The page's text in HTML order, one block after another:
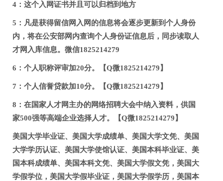
4：这个入网证书并且可以归档到地方
5：凡是获得留信网入网的信息将会逐步更新到个人身份
内，将在公安部网内查询个人身份证信息后，同步读取人
才网入库信息。微信1825214279
6：个人职称评审加20分。【Q微1825214279】
7：个人信誉贷款加10分。【Q微1825214279】
8：在国家人才网主办的网络招聘大会中纳入资料，供国
家500强等高端企业选择人才。【Q微1825214279】
美国大学毕业证、美国大学成绩单、美国大学文凭、美国
大学学历认证、美国大学使馆认证、美国本科毕业证、美
国本科成绩单、美国本科文凭、美国大学假文凭，美国大
学假学位，美国大学假毕业证，美国大学假学历，美国本